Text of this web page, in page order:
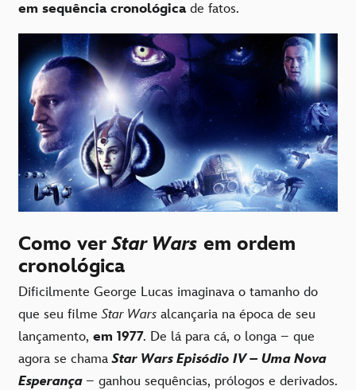
em sequência cronológicade fatos.
Como verStar Wars em ordem
cronológica
Dificilmente George Lucas imaginava o tamanho do
que seu filmeStar Wars alcançaria na época de seu
lançamento, em 1977. De lá para cá, o longa – que
agora se chamaStar Wars Episódio IV – Uma Nova
Esperança – ganhou sequências, prólogos e derivados.